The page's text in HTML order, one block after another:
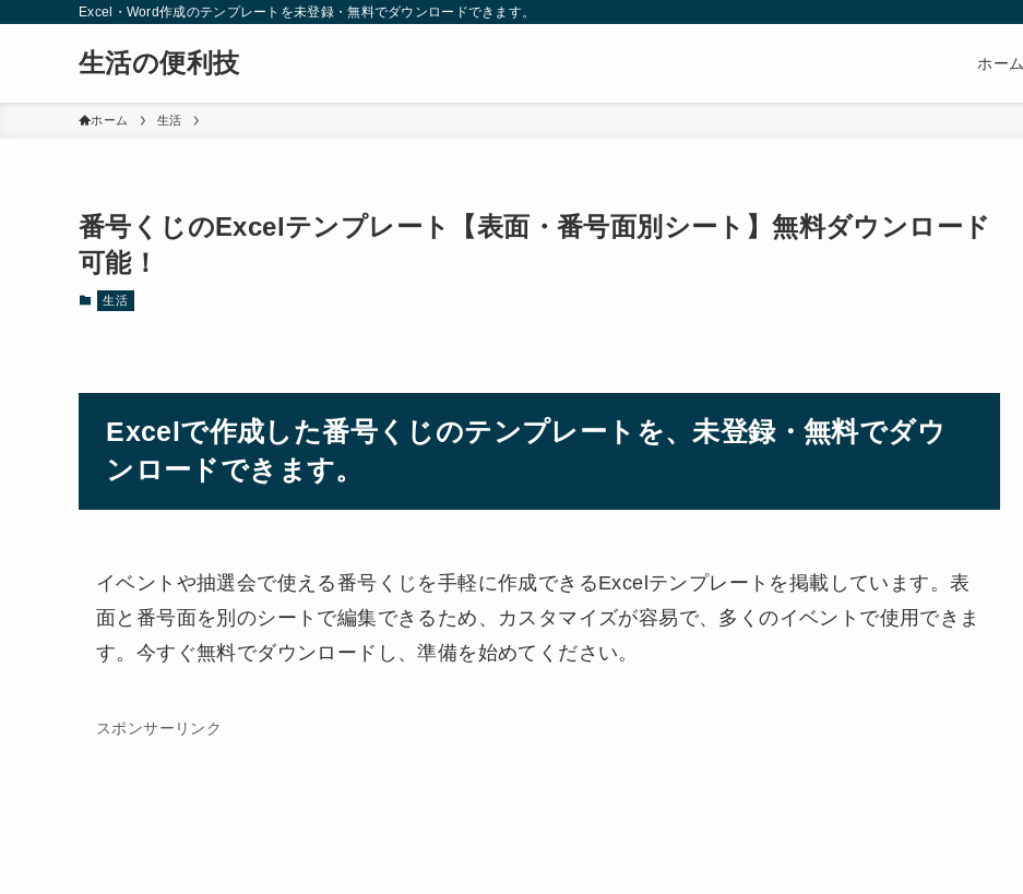
Excel・Word作成のテンプレートを未登録・無料でダウンロードできます。
生活の便利技 ホーム
ホーム 生活
番号くじのExcelテンプレート【表面・番号面別シート】無料ダウンロード
可能！
生活
Excelで作成した番号くじのテンプレートを、未登録・無料でダウ
ンロードできます。
イベントや抽選会で使える番号くじを手軽に作成できるExcelテンプレートを掲載しています。表
面と番号面を別のシートで編集できるため、カスタマイズが容易で、多くのイベントで使用できま
す。今すぐ無料でダウンロードし、準備を始めてください。
スポンサーリンク